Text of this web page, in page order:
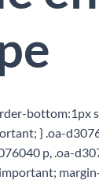
bottom:1px
} .oa-
p, .oa-